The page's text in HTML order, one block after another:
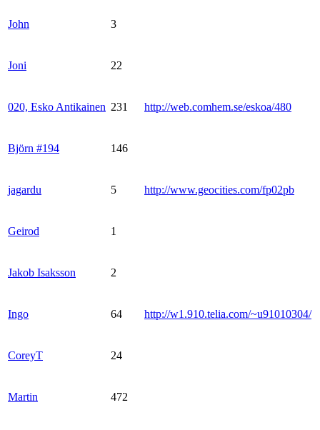
John 3
Joni 22
020, Esko Antikainen 231 http://web.comhem.se/eskoa/480
Björn #194 146
jagardu 5 http://www.geocities.com/fp02pb
Geirod 1
Jakob Isaksson 2
Ingo 64 http://w1.910.telia.com/~u91010304/
CoreyT 24
Martin 472